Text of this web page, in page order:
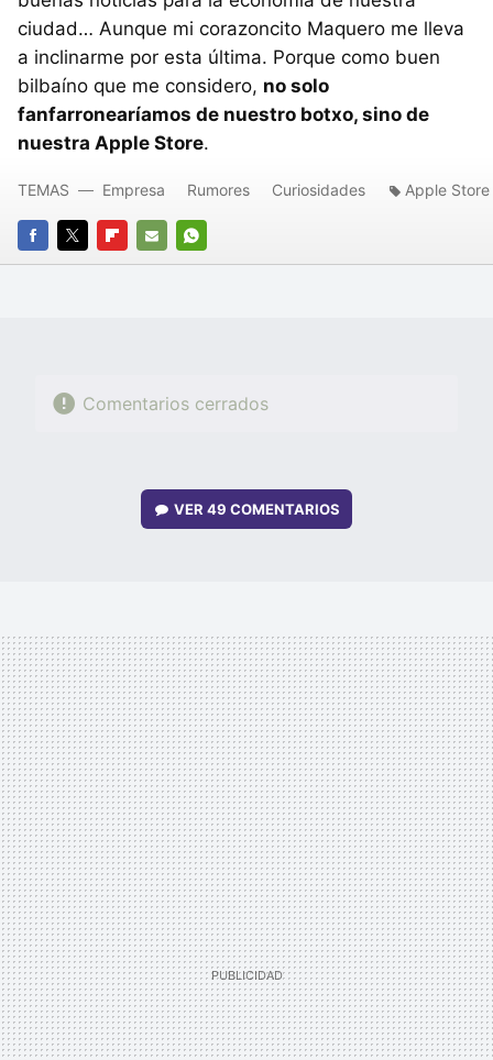
ciudad… Aunque mi corazoncito Maquero me lleva
a inclinarme por esta última. Porque como buen
bilbaíno que me considero, no solo
fanfarronearíamos de nuestro botxo, sino de
nuestra Apple Store.
FACEBOOK
TWITTERFLIPBOARD
E-
WHATSAPP
TEMAS Empresa Rumores Curiosidades Apple Store
Comentarios cerrados
VER49 COMENTARIOS